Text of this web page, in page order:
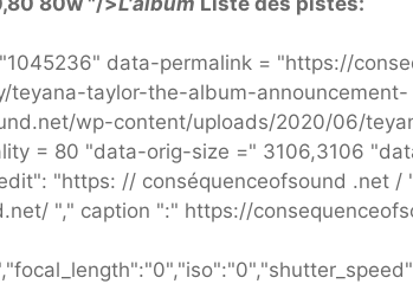
data-permalink = "https://
taylor-the-album-
wp-content/uploads/2020/06/
= 80 "data-orig-size =" 3106,3106
"https: // conséquenceofsound .net /
"," caption ":" https://